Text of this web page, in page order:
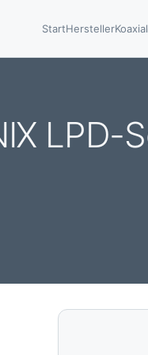
StartHerstellerKoaxial
LPD-